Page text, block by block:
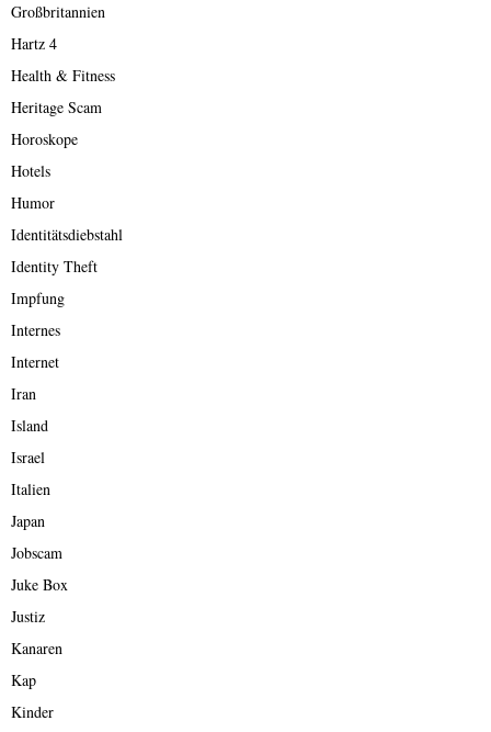
Großbritannien
Hartz 4
Health & Fitness
Heritage Scam
Horoskope
Hotels
Humor
Identitätsdiebstahl
Identity Theft
Impfung
Internes
Internet
Iran
Island
Israel
Italien
Japan
Jobscam
Juke Box
Justiz
Kanaren
Kap
Kinder